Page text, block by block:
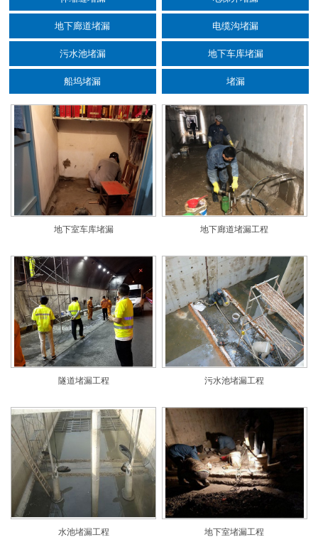
地下廊道堵漏 电缆沟堵漏
污水池堵漏 地下车库堵漏
船坞堵漏 堵漏
地下室车库堵漏 地下廊道堵漏工程
隧道堵漏工程 污水池堵漏工程
水池堵漏工程 地下室堵漏工程